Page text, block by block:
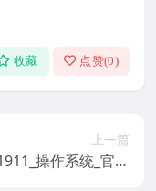
收藏 点赞(0)
上一篇
操作系统_官方